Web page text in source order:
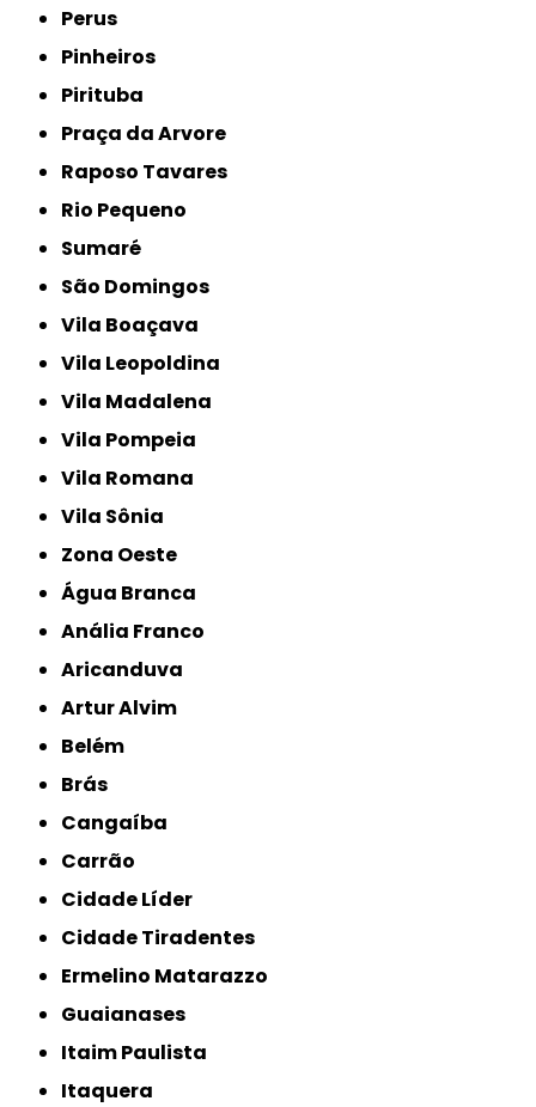
Perus
Pinheiros
Pirituba
Praça da Arvore
Raposo Tavares
Rio Pequeno
Sumaré
São Domingos
Vila Boaçava
Vila Leopoldina
Vila Madalena
Vila Pompeia
Vila Romana
Vila Sônia
Zona Oeste
Água Branca
Anália Franco
Aricanduva
Artur Alvim
Belém
Brás
Cangaíba
Carrão
Cidade Líder
Cidade Tiradentes
Ermelino Matarazzo
Guaianases
Itaim Paulista
Itaquera